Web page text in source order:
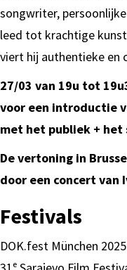
songwriter,
leed tot krachtige
viert hij authentieke en
27/03 van 19u tot
voor een introductie
met het publiek + het
De vertoning in
door een concert van
Festivals
DOK.fest München 2025